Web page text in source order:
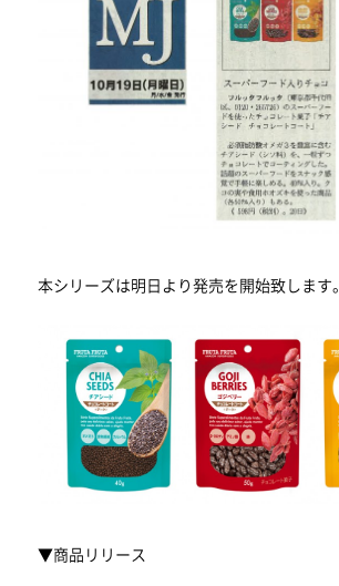
本シリーズは明日より発売を開始致します。
▼商品リリース